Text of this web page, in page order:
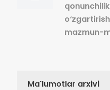
mazmun-
Ma'lumotlar arxivi